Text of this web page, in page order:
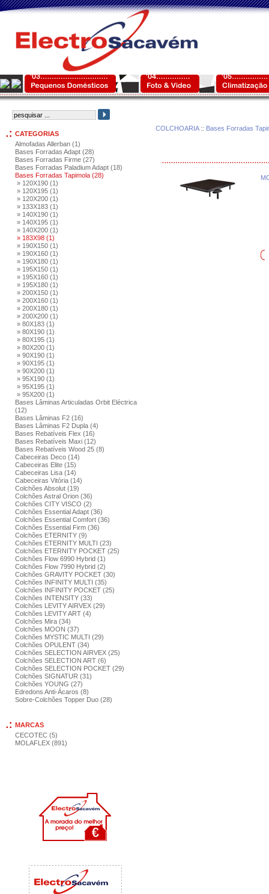
CATEGORIAS
Almofadas Allerban (1)
Bases Forradas Adapt (28)
Bases Forradas Firme (27)
Bases Forradas Paladium Adapt (18)
Bases Forradas Tapimola (28)
» 120X190 (1)
» 120X195 (1)
» 120X200 (1)
» 133X183 (1)
» 140X190 (1)
» 140X195 (1)
» 140X200 (1)
» 183X98 (1)
» 190X150 (1)
» 190X160 (1)
» 190X180 (1)
» 195X150 (1)
» 195X160 (1)
» 195X180 (1)
» 200X150 (1)
» 200X160 (1)
» 200X180 (1)
» 200X200 (1)
» 80X183 (1)
» 80X190 (1)
» 80X195 (1)
» 80X200 (1)
» 90X190 (1)
» 90X195 (1)
» 90X200 (1)
» 95X190 (1)
» 95X195 (1)
» 95X200 (1)
Bases Lâminas Articuladas Orbit Eléctrica
(12)
Bases Lâminas F2 (16)
Bases Lâminas F2 Dupla (4)
Bases Rebatíveis Flex (16)
Bases Rebatíveis Maxi (12)
Bases Rebatíveis Wood 25 (8)
Cabeceiras Deco (14)
Cabeceiras Elite (15)
Cabeceiras Lisa (14)
Cabeceiras Vitória (14)
Colchões Absolut (19)
Colchões Astral Orion (36)
Colchões CITY VISCO (2)
Colchões Essential Adapt (36)
Colchões Essential Comfort (36)
Colchões Essential Firm (36)
Colchões ETERNITY (9)
Colchões ETERNITY MULTI (23)
Colchões ETERNITY POCKET (25)
Colchões Flow 6990 Hybrid (1)
Colchões Flow 7990 Hybrid (2)
Colchões GRAVITY POCKET (30)
Colchões INFINITY MULTI (35)
Colchões INFINITY POCKET (25)
Colchões INTENSITY (33)
Colchões LEVITY AIRVEX (29)
Colchões LEVITY ART (4)
Colchões Mira (34)
Colchões MOON (37)
Colchões MYSTIC MULTI (29)
Colchões OPULENT (34)
Colchões SELECTION AIRVEX (25)
Colchões SELECTION ART (6)
Colchões SELECTION POCKET (29)
Colchões SIGNATUR (31)
Colchões YOUNG (27)
Edredons Anti-Ácaros (8)
Sobre-Colchões Topper Duo (28)
MARCAS
CECOTEC (5)
MOLAFLEX (891)
COLCHOARIA:: Bases Forradas